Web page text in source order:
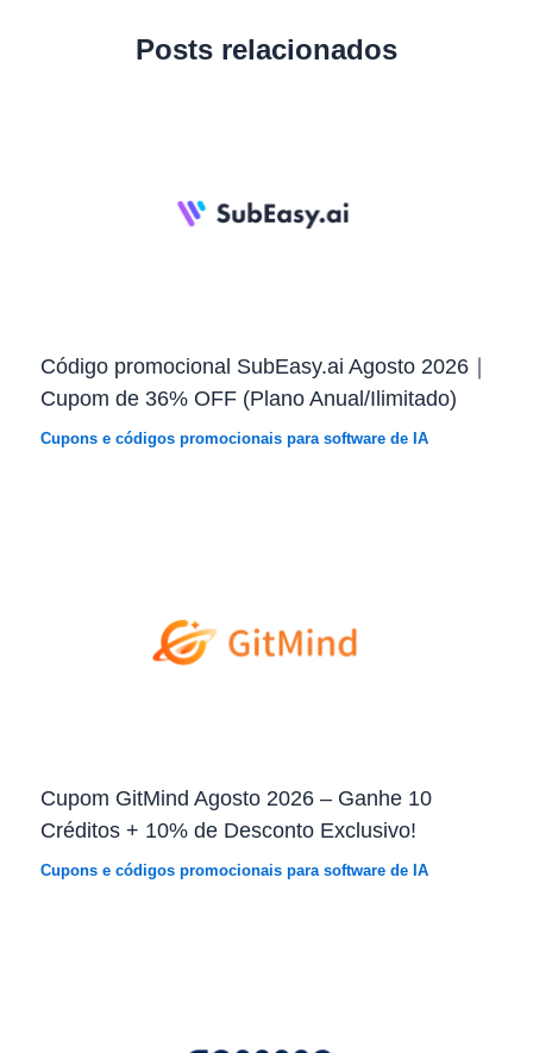
Posts relacionados
Código promocional SubEasy.ai Agosto 2026｜
Cupom de 36% OFF (Plano Anual/Ilimitado)
Cupons e códigos promocionais para software de IA
Cupom GitMind Agosto 2026 – Ganhe 10
Créditos + 10% de Desconto Exclusivo!
Cupons e códigos promocionais para software de IA